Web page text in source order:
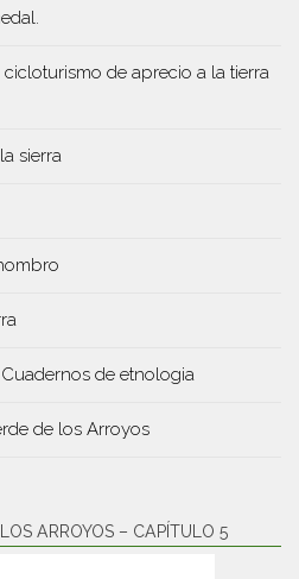
de aprecio a la tierra
sierra
de etnologia
de los Arroyos
ARROYOS – CAPÍTULO 5